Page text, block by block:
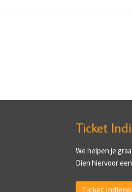
Ticket
We helpen je
Dien hiervoor
Ticket